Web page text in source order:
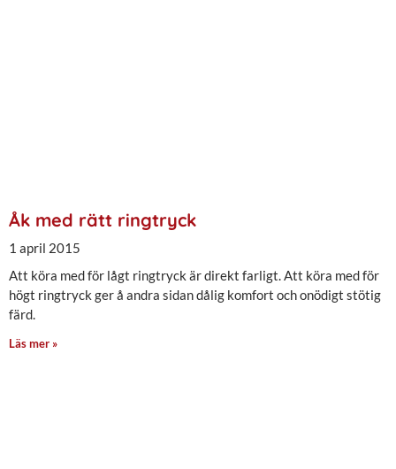
Åk med rätt ringtryck
1 april 2015
Att köra med för lågt ringtryck är direkt farligt. Att köra med för
högt ringtryck ger å andra sidan dålig komfort och onödigt stötig
färd.
Läs mer »